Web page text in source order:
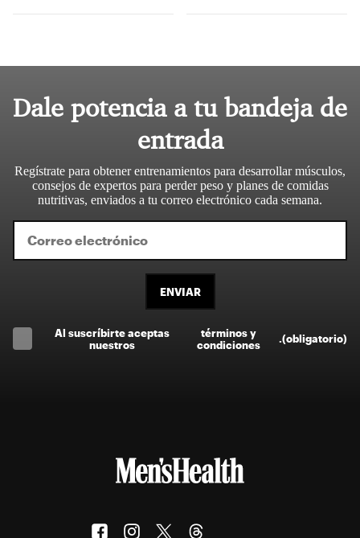
Dale potencia a tu bandeja de
entrada
Regístrate para obtener entrenamientos para desarrollar músculos,
consejos de expertos para perder peso y planes de comidas
nutritivas, enviados a tu correo electrónico cada semana.
ENVIAR
Al suscríbirte aceptas
nuestros
términos y
condiciones
.(obligatorio)